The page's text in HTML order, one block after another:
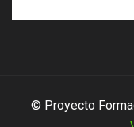
© Proyecto